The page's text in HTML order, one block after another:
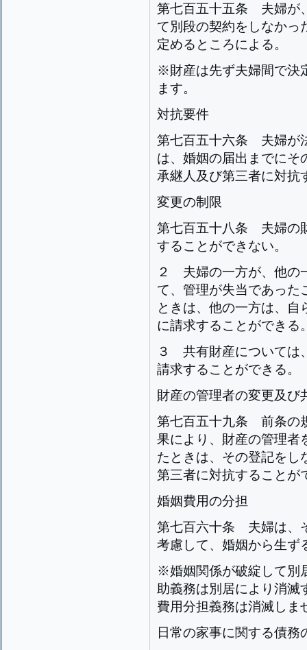
第七百五十五条 夫婦が
て別段の契約をしなかっ
定めるところによる。
※財産は先ず夫婦間で決
ます。
対抗要件
第七百五十六条 夫婦が
は、婚姻の届出までにそ
承継人及び第三者に対抗
変更の制限
第七百五十八条 夫婦の
することができない。
２ 夫婦の一方が、他の
て、管理が失当であった
ときは、他の一方は、
に請求することができる
３ 共有財産については
請求することができる。
財産の管理者の変更及び
第七百五十九条 前条の
果により、財産の管理者
たときは、その登記をし
第三者に対抗することが
婚姻費用の分担
第七百六十条 夫婦は、
考慮して、婚姻から生ず
※婚姻関係が破綻して別
助義務は別居により消滅
費用分担義務は消滅しま
日常の家事に関する債務